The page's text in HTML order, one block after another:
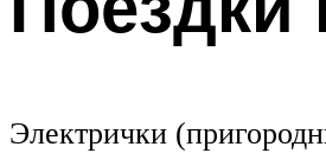
Электрички